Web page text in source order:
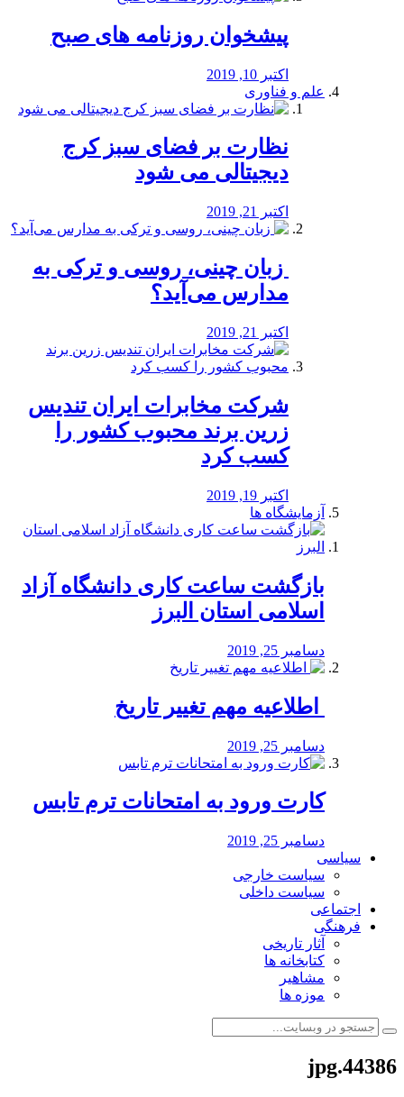
پیشخوان روزنامه های صبح
اکتبر 10, 2019
علم و فناوری
نظارت بر فضای سبز کرج
دیجیتالی می شود
اکتبر 21, 2019
️ زبان چینی، روسی و ترکی به
مدارس می‌آید؟
اکتبر 21, 2019
شرکت مخابرات ایران تندیس
زرین برند محبوب کشور را
کسب کرد
اکتبر 19, 2019
آزمایشگاه ها
بازگشت ساعت کاری دانشگاه آزاد
اسلامی استان البرز
دسامبر 25, 2019
️ اطلاعیه مهم تغییر تاریخ
دسامبر 25, 2019
کارت ورود به امتحانات ترم تابس
دسامبر 25, 2019
سیاسی
سیاست خارجی
سیاست داخلی
اجتماعی
فرهنگی
آثار تاریخی
کتابخانه ها
مشاهیر
موزه ها
44386.jpg